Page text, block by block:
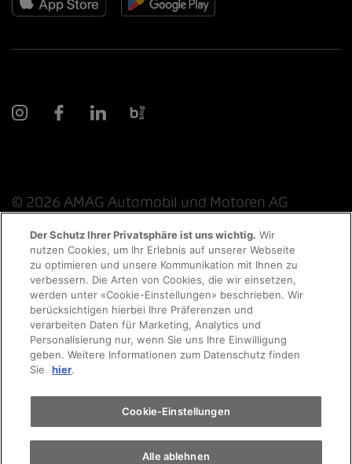
Probefahrt
Terminvereinbarung
Auto finden
Elektromobilität
© 2026 AMAG Automobil und Motoren AG
Datenschutzerklärung Rechtliche Hinweise
Rechtliche Hinweise Online-Chat
Cookie-Richtlinie Impressum AGB Jobs
Der Schutz Ihrer Privatsphäre ist uns wichtig. Wir
nutzen Cookies, um Ihr Erlebnis auf unserer Webseite
zu optimieren und unsere Kommunikation mit Ihnen zu
verbessern. Die Arten von Cookies, die wir einsetzen,
werden unter «Cookie-Einstellungen» beschrieben. Wir
berücksichtigen hierbei Ihre Präferenzen und
verarbeiten Daten für Marketing, Analytics und
Personalisierung nur, wenn Sie uns Ihre Einwilligung
geben. Weitere Informationen zum Datenschutz finden
Sie
hier.
Cookie-Einstellungen
Alle ablehnen